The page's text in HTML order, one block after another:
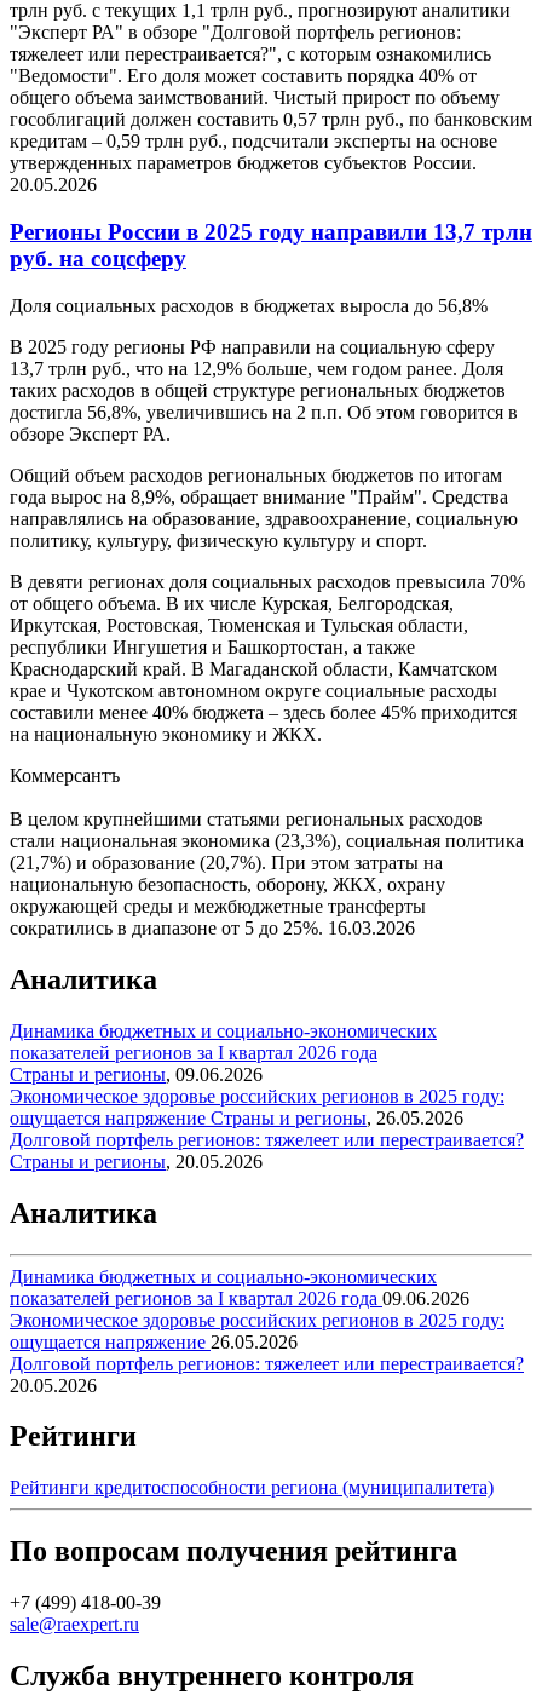
трлн руб. с текущих 1,1 трлн руб., прогнозируют аналитики
"Эксперт РА" в обзоре "Долговой портфель регионов:
тяжелеет или перестраивается?", с которым ознакомились
"Ведомости". Его доля может составить порядка 40% от
общего объема заимствований. Чистый прирост по объему
гособлигаций должен составить 0,57 трлн руб., по банковским
кредитам – 0,59 трлн руб., подсчитали эксперты на основе
утвержденных параметров бюджетов субъектов России.
20.05.2026
Регионы России в 2025 году направили 13,7 трлн
руб. на соцсферу
Доля социальных расходов в бюджетах выросла до 56,8%
В 2025 году регионы РФ направили на социальную сферу
13,7 трлн руб., что на 12,9% больше, чем годом ранее. Доля
таких расходов в общей структуре региональных бюджетов
достигла 56,8%, увеличившись на 2 п.п. Об этом говорится в
обзоре Эксперт РА.
Общий объем расходов региональных бюджетов по итогам
года вырос на 8,9%, обращает внимание "Прайм". Средства
направлялись на образование, здравоохранение, социальную
политику, культуру, физическую культуру и спорт.
В девяти регионах доля социальных расходов превысила 70%
от общего объема. В их числе Курская, Белгородская,
Иркутская, Ростовская, Тюменская и Тульская области,
республики Ингушетия и Башкортостан, а также
Краснодарский край. В Магаданской области, Камчатском
крае и Чукотском автономном округе социальные расходы
составили менее 40% бюджета – здесь более 45% приходится
на национальную экономику и ЖКХ.
Коммерсантъ
В целом крупнейшими статьями региональных расходов
стали национальная экономика (23,3%), социальная политика
(21,7%) и образование (20,7%). При этом затраты на
национальную безопасность, оборону, ЖКХ, охрану
окружающей среды и межбюджетные трансферты
сократились в диапазоне от 5 до 25%. 16.03.2026
Аналитика
Динамика бюджетных и социально-экономических
показателей регионов за I квартал 2026 года
Страны и регионы, 09.06.2026
Экономическое здоровье российских регионов в 2025 году:
ощущается напряжение Страны и регионы, 26.05.2026
Долговой портфель регионов: тяжелеет или перестраивается?
Страны и регионы, 20.05.2026
Аналитика
Динамика бюджетных и социально-экономических
показателей регионов за I квартал 2026 года 09.06.2026
Экономическое здоровье российских регионов в 2025 году:
ощущается напряжение 26.05.2026
Долговой портфель регионов: тяжелеет или перестраивается?
20.05.2026
Рейтинги
Рейтинги кредитоспособности региона (муниципалитета)
По вопросам получения рейтинга
+7 (499) 418-00-39
sale@raexpert.ru
Служба внутреннего контроля